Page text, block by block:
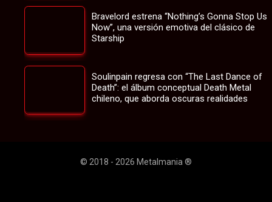
Bravelord estrena “Nothing’s Gonna Stop Us
Now”, una versión emotiva del clásico de
Starship
Soulinpain regresa con “The Last Dance of
Death”: el álbum conceptual Death Metal
chileno, que aborda oscuras realidades
© 2018 - 2026 Metalmania ®